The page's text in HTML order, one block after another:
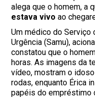
alega que o homem, a
estava vivo ao
Um médico do
Urgência (Samu),
constatou que o
horas. As imagens da
vídeo, mostram o
rodas, enquanto Érica
papéis do empréstimo